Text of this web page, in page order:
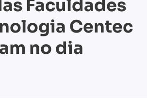
Faculdades
Centec
no dia